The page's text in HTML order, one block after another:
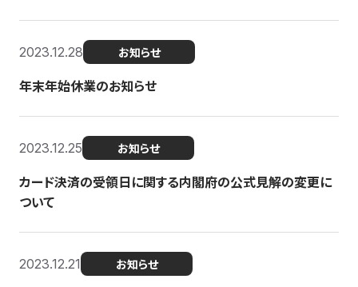
2023.12.28 お知らせ
年末年始休業のお知らせ
2023.12.25 お知らせ
カード決済の受領日に関する内閣府の公式見解の変更に
ついて
2023.12.21 お知らせ